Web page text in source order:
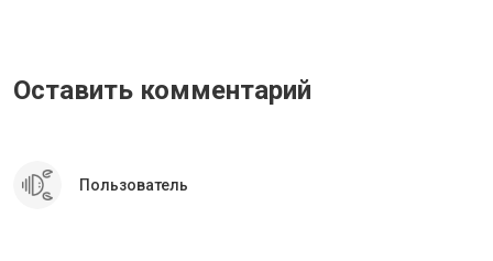
Оставить комментарий
Пользователь